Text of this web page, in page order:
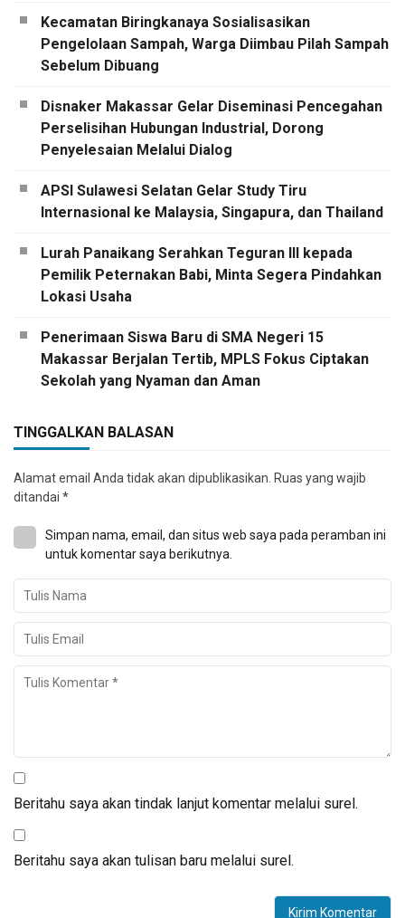
Kecamatan Biringkanaya Sosialisasikan
Pengelolaan Sampah, Warga Diimbau Pilah Sampah
Sebelum Dibuang
Disnaker Makassar Gelar Diseminasi Pencegahan
Perselisihan Hubungan Industrial, Dorong
Penyelesaian Melalui Dialog
APSI Sulawesi Selatan Gelar Study Tiru
Internasional ke Malaysia, Singapura, dan Thailand
Lurah Panaikang Serahkan Teguran III kepada
Pemilik Peternakan Babi, Minta Segera Pindahkan
Lokasi Usaha
Penerimaan Siswa Baru di SMA Negeri 15
Makassar Berjalan Tertib, MPLS Fokus Ciptakan
Sekolah yang Nyaman dan Aman
TINGGALKAN BALASAN
Alamat email Anda tidak akan dipublikasikan. Ruas yang wajib
ditandai *
Simpan nama, email, dan situs web saya pada peramban ini
untuk komentar saya berikutnya.
Beritahu saya akan tindak lanjut komentar melalui surel.
Beritahu saya akan tulisan baru melalui surel.